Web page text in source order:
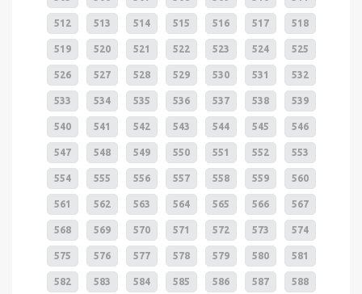
512 513 514 515 516 517 518
519 520 521 522 523 524 525
526 527 528 529 530 531 532
533 534 535 536 537 538 539
540 541 542 543 544 545 546
547 548 549 550 551 552 553
554 555 556 557 558 559 560
561 562 563 564 565 566 567
568 569 570 571 572 573 574
575 576 577 578 579 580 581
582 583 584 585 586 587 588